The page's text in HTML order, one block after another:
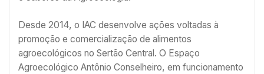
Desde 2014, o IAC desenvolve ações voltadas à
promoção e comercialização de alimentos
agroecológicos no Sertão Central. O Espaço
Agroecológico Antônio Conselheiro, em funcionamento